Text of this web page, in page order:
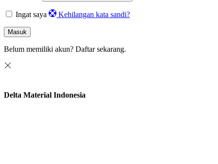
Ingat saya Kehilangan kata sandi?
Masuk
Belum memiliki akun? Daftar sekarang.
Delta Material Indonesia